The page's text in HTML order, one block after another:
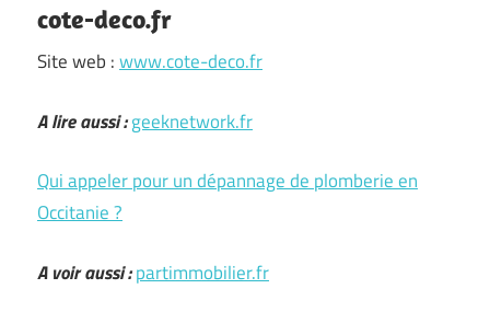
cote-deco.fr
Site web :www.cote-deco.fr
A lire aussi :geeknetwork.fr
Qui appeler pour un dépannage de plomberie en
Occitanie ?
A voir aussi :partimmobilier.fr